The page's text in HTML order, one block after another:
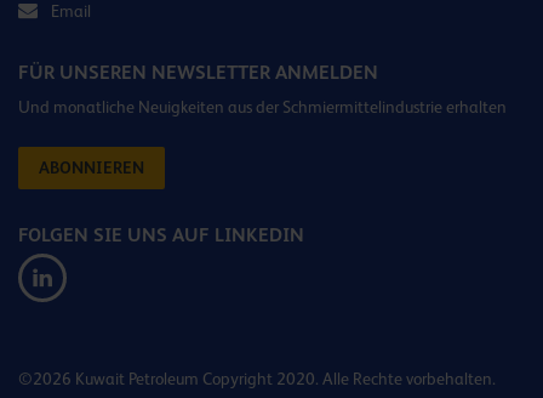
Email
FÜR UNSEREN NEWSLETTER ANMELDEN
Und monatliche Neuigkeiten aus der Schmiermittelindustrie erhalten
ABONNIEREN
FOLGEN SIE UNS AUF LINKEDIN
©2026 Kuwait Petroleum Copyright 2020. Alle Rechte vorbehalten.